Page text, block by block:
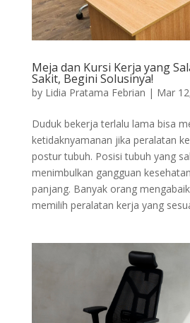
Meja dan Kursi Kerja yang
Sakit, Begini Solusinya!
by Lidia Pratama Febrian | Mar
Duduk bekerja terlalu lama bisa
ketidaknyamanan jika peralatan
postur tubuh. Posisi tubuh yang
menimbulkan gangguan
panjang. Banyak orang
memilih peralatan kerja yang